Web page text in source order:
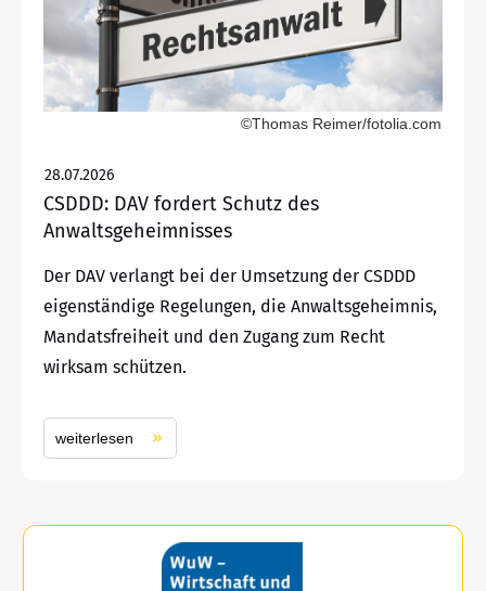
©Thomas Reimer/fotolia.com
28.07.2026
CSDDD: DAV fordert Schutz des
Anwaltsgeheimnisses
Der DAV verlangt bei der Umsetzung der CSDDD
eigenständige Regelungen, die Anwaltsgeheimnis,
Mandatsfreiheit und den Zugang zum Recht
wirksam schützen.
weiterlesen